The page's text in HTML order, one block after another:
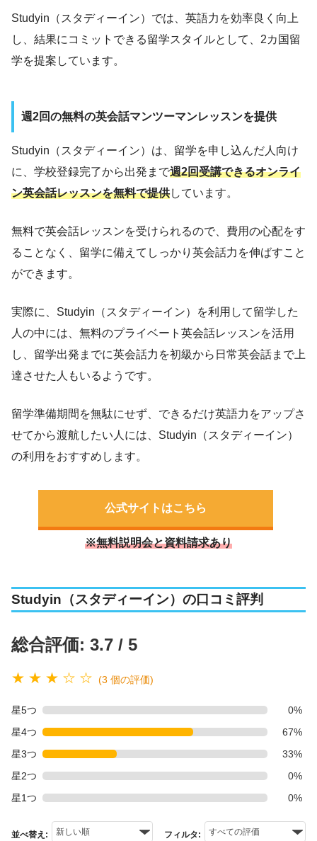
Studyin（スタディーイン）では、英語力を効率良く向上
し、結果にコミットできる留学スタイルとして、2カ国留
学を提案しています。
週2回の無料の英会話マンツーマンレッスンを提供
Studyin（スタディーイン）は、留学を申し込んだ人向け
に、学校登録完了から出発まで週2回受講できるオンライ
ン英会話レッスンを無料で提供しています。
無料で英会話レッスンを受けられるので、費用の心配をす
ることなく、留学に備えてしっかり英会話力を伸ばすこと
ができます。
実際に、Studyin（スタディーイン）を利用して留学した
人の中には、無料のプライベート英会話レッスンを活用
し、留学出発までに英会話力を初級から日常英会話まで上
達させた人もいるようです。
留学準備期間を無駄にせず、できるだけ英語力をアップさ
せてから渡航したい人には、Studyin（スタディーイン）
の利用をおすすめします。
公式サイトはこちら
※無料説明会と資料請求あり
Studyin（スタディーイン）の口コミ評判
総合評価: 3.7 / 5
★ ★ ★ ☆ ☆ (3 個の評価)
星5つ
0%
星4つ
67%
星3つ
33%
星2つ
0%
星1つ
0%
並べ替え: フィルタ: